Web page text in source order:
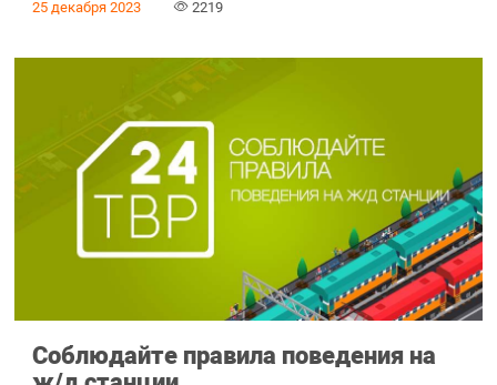
25 декабря 2023 2219
Соблюдайте правила поведения на